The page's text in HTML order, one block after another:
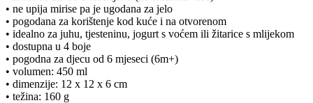
• ne upija mirise pa je ugodana za jelo
• pogodana za korištenje kod kuće i na otvorenom
• idealno za juhu, tjesteninu, jogurt s voćem ili žitarice s mlijekom
• dostupna u 4 boje
• pogodna za djecu od 6 mjeseci (6m+)
• volumen: 450 ml
• dimenzije: 12 x 12 x 6 cm
• težina: 160 g